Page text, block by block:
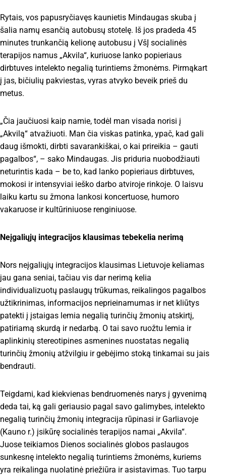
Rytais, vos papusryčiavęs kaunietis Mindaugas skuba į
šalia namų esančią autobusų stotelę. Iš jos pradeda 45
minutes trunkančią kelionę autobusu į VšĮ socialinės
terapijos namus „Akvila“, kuriuose lanko popieriaus
dirbtuves intelekto negalią turintiems žmonėms. Pirmąkart
į jas, bičiulių pakviestas, vyras atvyko beveik prieš du
metus.
„Čia jaučiuosi kaip namie, todėl man visada norisi į
„Akvilą“ atvažiuoti. Man čia viskas patinka, ypač, kad gali
daug išmokti, dirbti savarankiškai, o kai prireikia – gauti
pagalbos“, – sako Mindaugas. Jis priduria nuobodžiauti
neturintis kada – be to, kad lanko popieriaus dirbtuves,
mokosi ir intensyviai ieško darbo atviroje rinkoje. O laisvu
laiku kartu su žmona lankosi koncertuose, humoro
vakaruose ir kultūriniuose renginiuose.
Neįgaliųjų integracijos klausimas tebekelia nerimą
Nors neįgaliųjų integracijos klausimas Lietuvoje keliamas
jau gana seniai, tačiau vis dar nerimą kelia
individualizuotų paslaugų trūkumas, reikalingos pagalbos
užtikrinimas, informacijos neprieinamumas ir net kliūtys
patekti į įstaigas lemia negalią turinčių žmonių atskirtį,
patiriamą skurdą ir nedarbą. O tai savo ruožtu lemia ir
aplinkinių stereotipines asmenines nuostatas negalią
turinčių žmonių atžvilgiu ir gebėjimo stoką tinkamai su jais
bendrauti.
Teigdami, kad kiekvienas bendruomenės narys į gyvenimą
deda tai, ką gali geriausio pagal savo galimybes, intelekto
negalią turinčių žmonių integracija rūpinasi ir Garliavoje
(Kauno r.) įsikūrę socialinės terapijos namai „Akvila“.
Juose teikiamos Dienos socialinės globos paslaugos
sunkesnę intelekto negalią turintiems žmonėms, kuriems
yra reikalinga nuolatinė priežiūra ir asistavimas. Tuo tarpu